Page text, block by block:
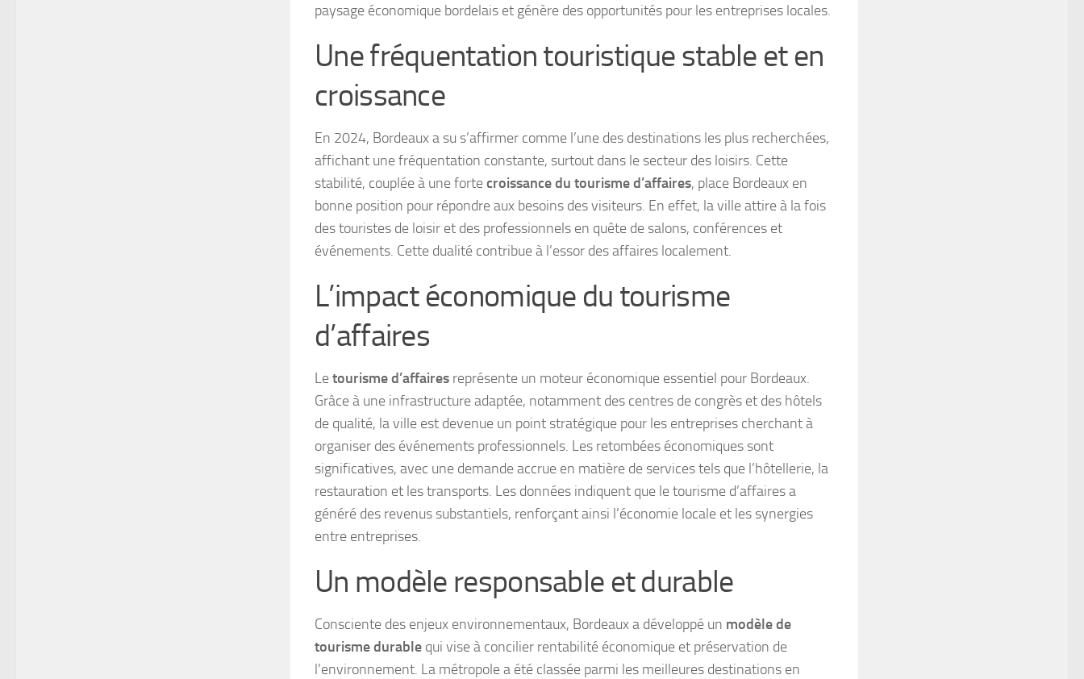
paysage économique bordelais et génère des opportunités pour les entreprises locales.
Une fréquentation touristique stable et en
croissance
En 2024, Bordeaux a su s’affirmer comme l’une des destinations les plus recherchées,
affichant une fréquentation constante, surtout dans le secteur des loisirs. Cette
stabilité, couplée à une fortecroissance du tourisme d’affaires, place Bordeaux en
bonne position pour répondre aux besoins des visiteurs. En effet, la ville attire à la fois
des touristes de loisir et des professionnels en quête de salons, conférences et
événements. Cette dualité contribue à l’essor des affaires localement.
L’impact économique du tourisme
d’affaires
Letourisme d’affaires représente un moteur économique essentiel pour Bordeaux.
Grâce à une infrastructure adaptée, notamment des centres de congrès et des hôtels
de qualité, la ville est devenue un point stratégique pour les entreprises cherchant à
organiser des événements professionnels. Les retombées économiques sont
significatives, avec une demande accrue en matière de services tels que l’hôtellerie, la
restauration et les transports. Les données indiquent que le tourisme d’affaires a
généré des revenus substantiels, renforçant ainsi l’économie locale et les synergies
entre entreprises.
Un modèle responsable et durable
Consciente des enjeux environnementaux, Bordeaux a développé un modèle de
tourisme durable qui vise à concilier rentabilité économique et préservation de
l’environnement. La métropole a été classée parmi les meilleures destinations en